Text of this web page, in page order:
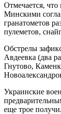
Отмечается,
Минскими
гранатометов
пулеметов,
Обстрелы
Авдеевка (два
Гнутово,
Украинские
еще трое